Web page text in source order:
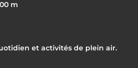
m
et activités de plein air.